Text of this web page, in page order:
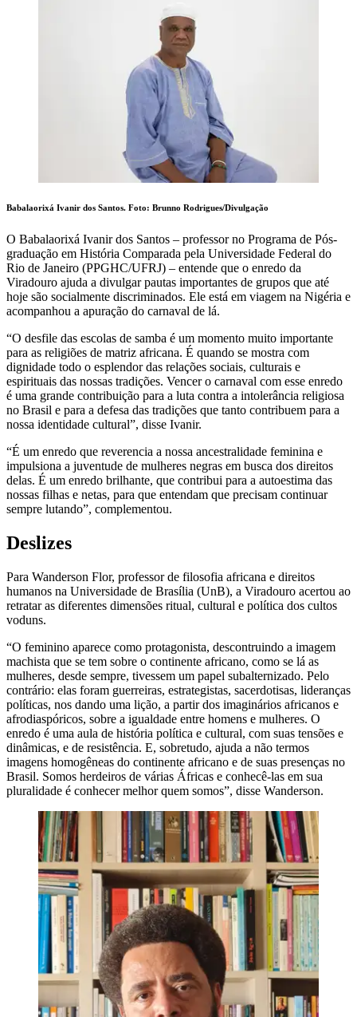
Babalaorixá Ivanir dos Santos. Foto: Brunno Rodrigues/Divulgação
O Babalaorixá Ivanir dos Santos – professor no Programa de Pós-
graduação em História Comparada pela Universidade Federal do
Rio de Janeiro (PPGHC/UFRJ) – entende que o enredo da
Viradouro ajuda a divulgar pautas importantes de grupos que até
hoje são socialmente discriminados. Ele está em viagem na Nigéria e
acompanhou a apuração do carnaval de lá.
“O desfile das escolas de samba é um momento muito importante
para as religiões de matriz africana. É quando se mostra com
dignidade todo o esplendor das relações sociais, culturais e
espirituais das nossas tradições. Vencer o carnaval com esse enredo
é uma grande contribuição para a luta contra a intolerância religiosa
no Brasil e para a defesa das tradições que tanto contribuem para a
nossa identidade cultural”, disse Ivanir.
“É um enredo que reverencia a nossa ancestralidade feminina e
impulsiona a juventude de mulheres negras em busca dos direitos
delas. É um enredo brilhante, que contribui para a autoestima das
nossas filhas e netas, para que entendam que precisam continuar
sempre lutando”, complementou.
Deslizes
Para Wanderson Flor, professor de filosofia africana e direitos
humanos na Universidade de Brasília (UnB), a Viradouro acertou ao
retratar as diferentes dimensões ritual, cultural e política dos cultos
voduns.
“O feminino aparece como protagonista, descontruindo a imagem
machista que se tem sobre o continente africano, como se lá as
mulheres, desde sempre, tivessem um papel subalternizado. Pelo
contrário: elas foram guerreiras, estrategistas, sacerdotisas, lideranças
políticas, nos dando uma lição, a partir dos imaginários africanos e
afrodiaspóricos, sobre a igualdade entre homens e mulheres. O
enredo é uma aula de história política e cultural, com suas tensões e
dinâmicas, e de resistência. E, sobretudo, ajuda a não termos
imagens homogêneas do continente africano e de suas presenças no
Brasil. Somos herdeiros de várias Áfricas e conhecê-las em sua
pluralidade é conhecer melhor quem somos”, disse Wanderson.